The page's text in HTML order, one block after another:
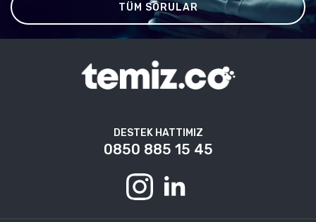
TÜM SORULAR
DESTEK HATTIMIZ
0850 885 15 45